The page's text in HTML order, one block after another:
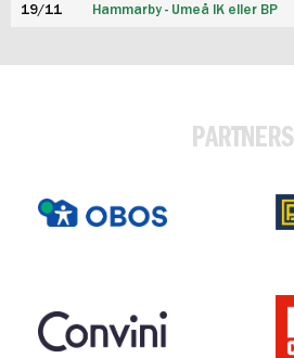
19/11 Hammarby - Umeå IK eller BP
PARTNERS